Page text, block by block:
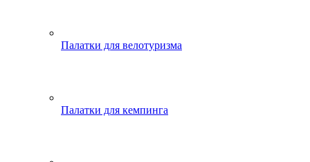
Палатки для велотуризма
Палатки для кемпинга